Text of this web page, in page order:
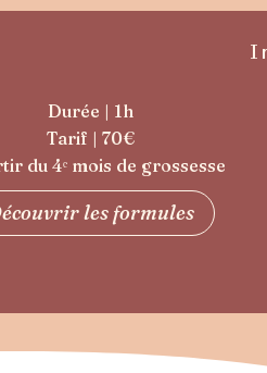
Durée | 1h
Tarif | 70€
du 4ᵉ mois de grossesse
les formules